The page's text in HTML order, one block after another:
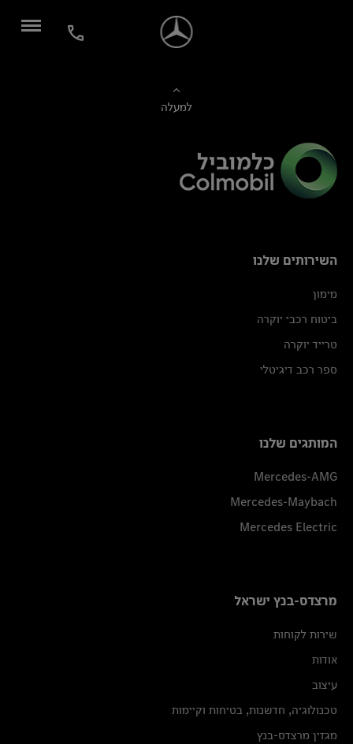
למעלה
השירותים שלנו
מימון
ביטוח רכבי יוקרה
טרייד יוקרה
ספר רכב דיגיטלי
המותגים שלנו
Mercedes-AMG
Mercedes-Maybach
Mercedes Electric
מרצדס-בנץ ישראל
שירות לקוחות
אודות
עיצוב
טכנולוגיה, חדשנות, בטיחות וקיימות
מגזין מרצדס-בנץ